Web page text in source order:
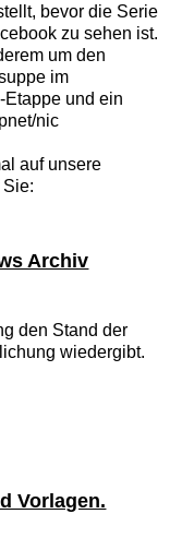
bevor die Serie
zu sehen ist.
um den
im
und ein
nic
auf unsere
Archiv
den Stand der
wiedergibt.
Vorlagen.